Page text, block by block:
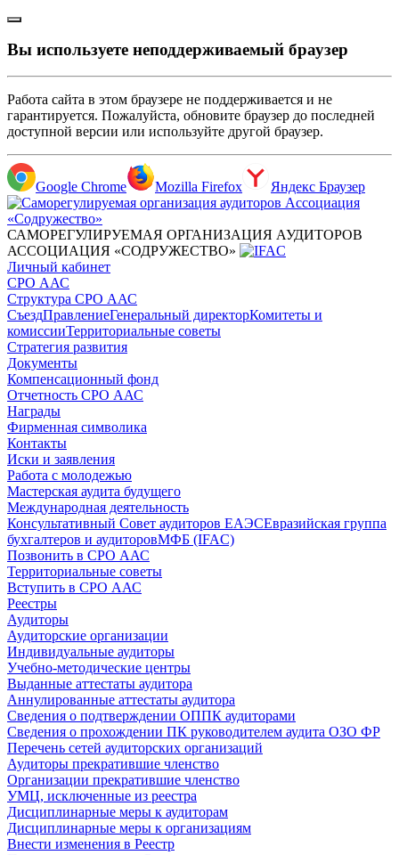
Вы используете неподдерживаемый браузер
Работа сайта в этом браузере не поддерживается и не
гарантируется. Пожалуйста, обновите браузер до последней
доступной версии или используйте другой браузер.
Google Chrome Mozilla Firefox Яндекс Браузер
САМОРЕГУЛИРУЕМАЯ ОРГАНИЗАЦИЯ АУДИТОРОВ
АССОЦИАЦИЯ «СОДРУЖЕСТВО»
Личный кабинет
СРО ААС
Структура СРО ААС
СъездПравлениеГенеральный директорКомитеты и
комиссииТерриториальные советы
Стратегия развития
Документы
Компенсационный фонд
Отчетность СРО ААС
Награды
Фирменная символика
Контакты
Иски и заявления
Работа с молодежью
Мастерская аудита будущего
Международная деятельность
Консультативный Совет аудиторов ЕАЭСЕвразийская группа
бухгалтеров и аудиторовМФБ (IFAC)
Позвонить в СРО ААС
Территориальные советы
Вступить в СРО ААС
Реестры
Аудиторы
Аудиторские организации
Индивидуальные аудиторы
Учебно-методические центры
Выданные аттестаты аудитора
Аннулированные аттестаты аудитора
Сведения о подтверждении ОППК аудиторами
Сведения о прохождении ПК руководителем аудита ОЗО ФР
Перечень сетей аудиторских организаций
Аудиторы прекратившие членство
Организации прекратившие членство
УМЦ, исключенные из реестра
Дисциплинарные меры к аудиторам
Дисциплинарные меры к организациям
Внести изменения в Реестр